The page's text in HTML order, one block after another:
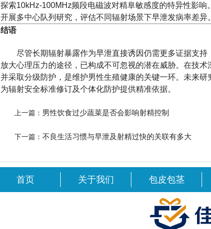
探索10kHz-100MHz频段电磁波对精阜敏感度的特异性影响。
开展多中心队列研究，评估不同辐射场景下早泄发病率差异。
结语
尽管长期辐射暴露作为早泄直接诱因仍需更多证据支持
放大心理压力的途径，已构成不可忽视的潜在威胁。在技
并采取分级防护，是维护男性生殖健康的关键一环。未来研
为辐射安全标准修订及个体化防护提供精准依据。
上一篇： 男性饮食过少蔬菜是否会影响射精控制
下一篇： 不良生活习惯与早泄及射精过快的关联有多大
首页 关于我们 包皮包茎